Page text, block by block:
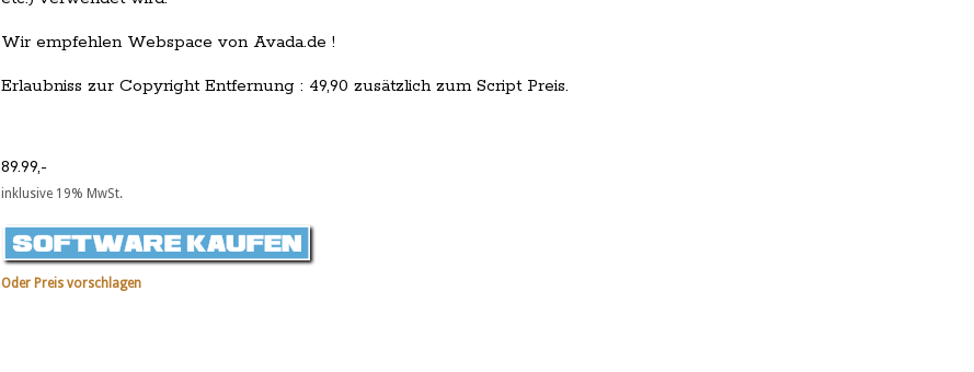
Wir empfehlen Webspace von Avada.de !
Erlaubniss zur Copyright Entfernung : 49,90 zusätzlich zum Script Preis.
89.99,-
inklusive 19% MwSt.
Oder Preis vorschlagen